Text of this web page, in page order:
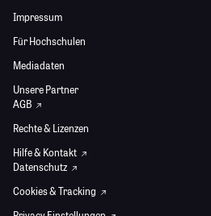
Impressum
Für Hochschulen
Mediadaten
Unsere Partner
AGB
Rechte & Lizenzen
Hilfe & Kontakt
Datenschutz
Cookies & Tracking